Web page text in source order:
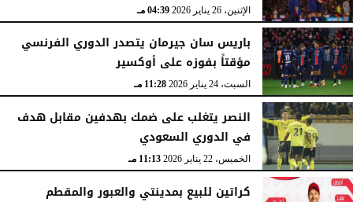
الإثنين، 26 يناير 2026 04:39 مـ
باريس سان جيرمان يتصدر الدوري الفرنسي
مؤقتاً بفوزه على أوكسير
السبت، 24 يناير 2026 11:28 مـ
النصر يتغلب على ضمك بهدفين مقابل هدف
في الدوري السعودي
الخميس، 22 يناير 2026 11:13 مـ
كراتين للبيع بمدينتي والعبور والمقطم